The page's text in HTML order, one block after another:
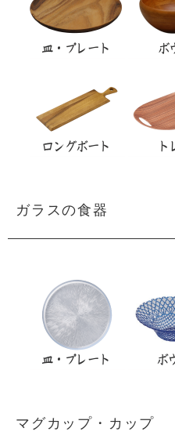
ガラスの食器
マグカップ・カップ